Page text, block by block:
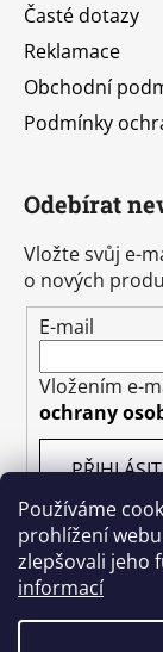
Používáme
prohlížení
zlepšovali jeho
informací
Časté dotazy
Reklamace
Obchodní
Podmínky
Odebírat
Vložte svůj e-
o nových
E-mail
Vložením e-
ochrany